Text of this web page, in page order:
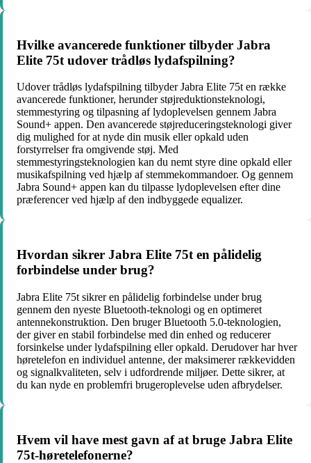
Hvilke avancerede funktioner tilbyder Jabra
Elite 75t udover trådløs lydafspilning?
Udover trådløs lydafspilning tilbyder Jabra Elite 75t en række
avancerede funktioner, herunder støjreduktionsteknologi,
stemmestyring og tilpasning af lydoplevelsen gennem Jabra
Sound+ appen. Den avancerede støjreduceringsteknologi giver
dig mulighed for at nyde din musik eller opkald uden
forstyrrelser fra omgivende støj. Med
stemmestyringsteknologien kan du nemt styre dine opkald eller
musikafspilning ved hjælp af stemmekommandoer. Og gennem
Jabra Sound+ appen kan du tilpasse lydoplevelsen efter dine
præferencer ved hjælp af den indbyggede equalizer.
Hvordan sikrer Jabra Elite 75t en pålidelig
forbindelse under brug?
Jabra Elite 75t sikrer en pålidelig forbindelse under brug
gennem den nyeste Bluetooth-teknologi og en optimeret
antennekonstruktion. Den bruger Bluetooth 5.0-teknologien,
der giver en stabil forbindelse med din enhed og reducerer
forsinkelse under lydafspilning eller opkald. Derudover har hver
høretelefon en individuel antenne, der maksimerer rækkevidden
og signalkvaliteten, selv i udfordrende miljøer. Dette sikrer, at
du kan nyde en problemfri brugeroplevelse uden afbrydelser.
Hvem vil have mest gavn af at bruge Jabra Elite
75t-høretelefonerne?